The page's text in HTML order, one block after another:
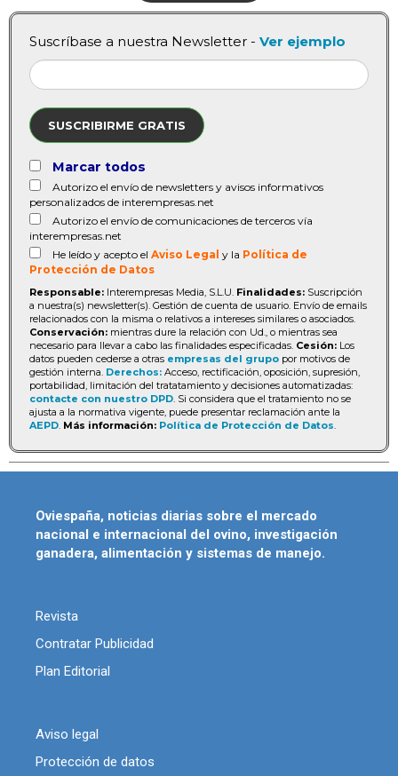
Suscríbase a nuestra Newsletter - Ver ejemplo
SUSCRIBIRME GRATIS
Marcar todos
Autorizo el envío de newsletters y avisos informativos
personalizados de interempresas.net
Autorizo el envío de comunicaciones de terceros vía
interempresas.net
He leído y acepto el Aviso Legal y la Política de
Protección de Datos
Responsable: Interempresas Media, S.L.U. Finalidades: Suscripción
a nuestra(s) newsletter(s). Gestión de cuenta de usuario. Envío de emails
relacionados con la misma o relativos a intereses similares o asociados.
Conservación: mientras dure la relación con Ud., o mientras sea
necesario para llevar a cabo las finalidades especificadas. Cesión: Los
datos pueden cederse a otras empresas del grupo por motivos de
gestión interna. Derechos: Acceso, rectificación, oposición, supresión,
portabilidad, limitación del tratatamiento y decisiones automatizadas:
contacte con nuestro DPD. Si considera que el tratamiento no se
ajusta a la normativa vigente, puede presentar reclamación ante la
AEPD. Más información: Política de Protección de Datos.
Oviespaña, noticias diarias sobre el mercado
nacional e internacional del ovino, investigación
ganadera, alimentación y sistemas de manejo.
Revista
Contratar Publicidad
Plan Editorial
Aviso legal
Protección de datos